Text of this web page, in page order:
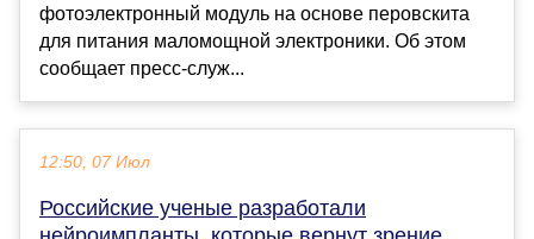
фотоэлектронный модуль на основе перовскита
для питания маломощной электроники. Об этом
сообщает пресс-служ...
12:50, 07 Июл
Российские ученые разработали